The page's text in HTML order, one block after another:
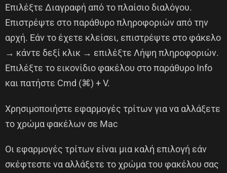
Επιλέξτε Διαγραφή από το πλαίσιο διαλόγου.
Επιστρέψτε στο παράθυρο πληροφοριών από την
αρχή. Εάν το έχετε κλείσει, επιστρέψτε στο φάκελο
→ κάντε δεξί κλικ → επιλέξτε Λήψη πληροφοριών.
Επιλέξτε το εικονίδιο φακέλου στο παράθυρο Info
και πατήστε Cmd (⌘) + V.
Χρησιμοποιήστε εφαρμογές τρίτων για να αλλάξετε
το χρώμα φακέλων σε Mac
Οι εφαρμογές τρίτων είναι μια καλή επιλογή εάν
σκέφτεστε να αλλάξετε το χρώμα του φακέλου σας